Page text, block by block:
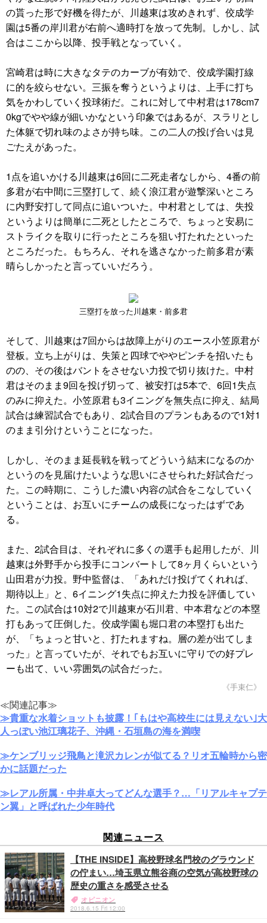
の貰った形で好機を得たが、川越東は攻めきれず、佼成学
園は5番の岸川君が右前へ適時打を放って先制。しかし、試
合はここから以降、投手戦となっていく。
宮崎君は時に大きなタテのカーブが有効で、佼成学園打線
に的を絞らせない。三振を奪うというよりは、上手に打ち
気をかわしていく投球術だ。これに対して中村君は178cm7
0kgでやや線が細いかなという印象ではあるが、スラリとし
た体躯で切れ味のよさが持ち味。この二人の投げ合いは見
ごたえがあった。
1点を追いかける川越東は6回に二死走者なしから、4番の前
多君が右中間に三塁打して、続く浪江君が遊撃深いところ
に内野安打して同点に追いついた。中村君としては、失投
というよりは簡単に二死としたところで、ちょっと安易に
ストライクを取りに行ったところを狙い打たれたといった
ところだった。もちろん、それを逃さなかった前多君が素
晴らしかったと言っていいだろう。
三塁打を放った川越東・前多君
そして、川越東は7回からは故障上がりのエース小笠原君が
登板。立ち上がりは、失策と四球でややピンチを招いたも
のの、その後はバントをさせない力投で切り抜けた。中村
君はそのまま9回を投げ切って、被安打は5本で、6回1失点
のみに抑えた。小笠原君も3イニングを無失点に抑え、結局
試合は練習試合でもあり、2試合目のプランもあるので1対1
のまま引分けということになった。
しかし、そのまま延長戦を戦ってどういう結末になるのか
というのを見届けたいような思いにさせられた好試合だっ
た。この時期に、こうした濃い内容の試合をこなしていく
ということは、お互いにチームの成長になったはずであ
る。
また、2試合目は、それぞれに多くの選手も起用したが、川
越東は外野手から投手にコンバートして8ヶ月くらいという
山田君が力投。野中監督は、「あれだけ投げてくれれば、
期待以上」と、6イニング1失点に抑えた力投を評価してい
た。この試合は10対2で川越東が石川君、中本君などの本塁
打もあって圧倒した。佼成学園も堀口君の本塁打も出た
が、「ちょっと甘いと、打たれますね。層の差が出てしま
った」と言っていたが、それでもお互いに守りでの好プレ
ーも出て、いい雰囲気の試合だった。
《手束仁》
≪関連記事≫
≫貴重な水着ショットも披露！｢もはや高校生には見えない｣大
人っぽい池江璃花子、沖縄・石垣島の海を満喫
≫ケンブリッジ飛鳥と滝沢カレンが似てる？リオ五輪時から密
かに話題だった
≫レアル所属・中井卓大ってどんな選手？…「リアルキャプテ
ン翼」と呼ばれた少年時代
関連ニュース
【THE INSIDE】高校野球名門校のグラウンド
の佇まい…埼玉県立熊谷商の空気が高校野球の
歴史の重さを感受させる
オピニオン
2018.6.15 Fri 12:00